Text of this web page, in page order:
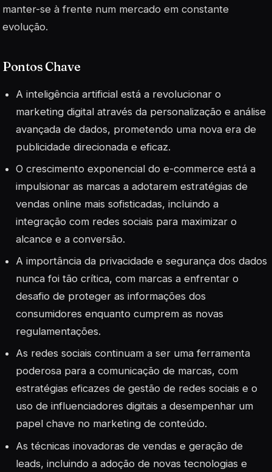
manter-se à frente num mercado em constante
evolução.
Pontos Chave
A inteligência artificial está a revolucionar o
marketing digital através da personalização e análise
avançada de dados, prometendo uma nova era de
publicidade direcionada e eficaz.
O crescimento exponencial do e-commerce está a
impulsionar as marcas a adotarem estratégias de
vendas online mais sofisticadas, incluindo a
integração com redes sociais para maximizar o
alcance e a conversão.
A importância da privacidade e segurança dos dados
nunca foi tão crítica, com marcas a enfrentar o
desafio de proteger as informações dos
consumidores enquanto cumprem as novas
regulamentações.
As redes sociais continuam a ser uma ferramenta
poderosa para a comunicação de marcas, com
estratégias eficazes de gestão de redes sociais e o
uso de influenciadores digitais a desempenhar um
papel chave no marketing de conteúdo.
As técnicas inovadoras de vendas e geração de
leads, incluindo a adoção de novas tecnologias e